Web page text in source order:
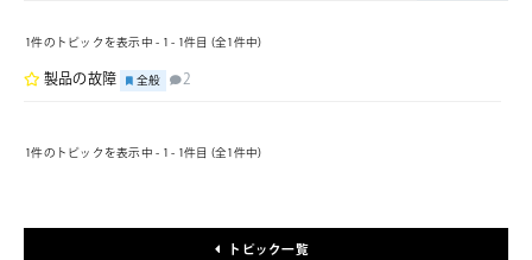
1件のトピックを表示中 - 1 - 1件目 (全1件中)
製品の故障 全般 2
1件のトピックを表示中 - 1 - 1件目 (全1件中)
トピック一覧